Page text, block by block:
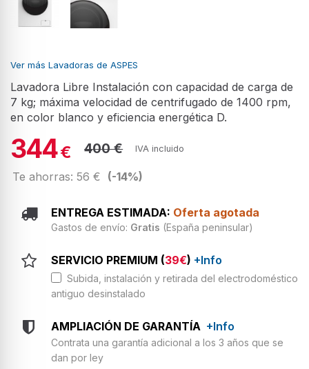
Ver más Lavadoras de ASPES
Lavadora Libre Instalación con capacidad de carga de
7 kg; máxima velocidad de centrifugado de 1400 rpm,
en color blanco y eficiencia energética D.
344€ 400 € IVA incluido
Te ahorras: 56 € (-14%)
ENTREGA ESTIMADA: Oferta agotada
Gastos de envío: Gratis (España peninsular)
SERVICIO PREMIUM (39€) +Info
Subida, instalación y retirada del electrodoméstico
antiguo desinstalado
AMPLIACIÓN DE GARANTÍA +Info
Contrata una garantía adicional a los 3 años que se
dan por ley